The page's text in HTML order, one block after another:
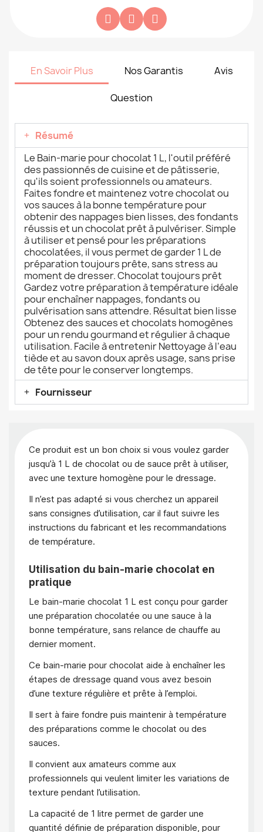
En Savoir Plus Nos Garantis Avis
Question
Résumé
Le Bain-marie pour chocolat 1 L, l'outil préféré
des passionnés de cuisine et de pâtisserie,
qu'ils soient professionnels ou amateurs.
Faites fondre et maintenez votre chocolat ou
vos sauces à la bonne température pour
obtenir des nappages bien lisses, des fondants
réussis et un chocolat prêt à pulvériser. Simple
à utiliser et pensé pour les préparations
chocolatées, il vous permet de garder 1 L de
préparation toujours prête, sans stress au
moment de dresser. Chocolat toujours prêt
Gardez votre préparation à température idéale
pour enchaîner nappages, fondants ou
pulvérisation sans attendre. Résultat bien lisse
Obtenez des sauces et chocolats homogènes
pour un rendu gourmand et régulier à chaque
utilisation. Facile à entretenir Nettoyage à l’eau
tiède et au savon doux après usage, sans prise
de tête pour le conserver longtemps.
Fournisseur
Ce produit est un bon choix si vous voulez garder
jusqu’à 1 L de chocolat ou de sauce prêt à utiliser,
avec une texture homogène pour le dressage.
Il n’est pas adapté si vous cherchez un appareil
sans consignes d’utilisation, car il faut suivre les
instructions du fabricant et les recommandations
de température.
Utilisation du bain-marie chocolat en
pratique
Le bain-marie chocolat 1 L est conçu pour garder
une préparation chocolatée ou une sauce à la
bonne température, sans relance de chauffe au
dernier moment.
Ce bain-marie pour chocolat aide à enchaîner les
étapes de dressage quand vous avez besoin
d’une texture régulière et prête à l’emploi.
Il sert à faire fondre puis maintenir à température
des préparations comme le chocolat ou des
sauces.
Il convient aux amateurs comme aux
professionnels qui veulent limiter les variations de
texture pendant l’utilisation.
La capacité de 1 litre permet de garder une
quantité définie de préparation disponible, pour